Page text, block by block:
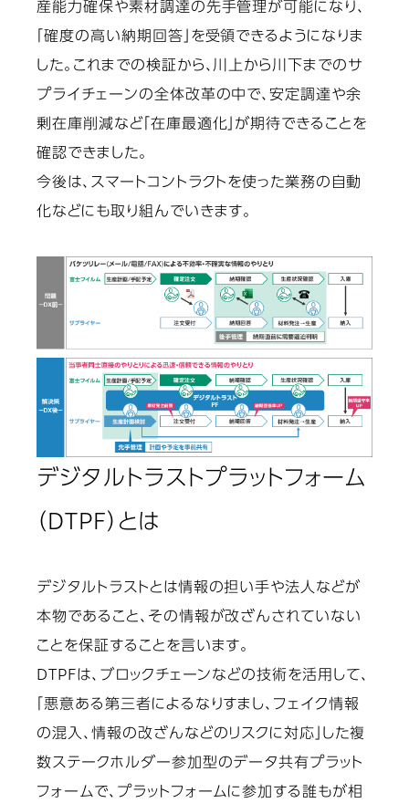
産能力確保や素材調達の先手管理が可能になり、
「確度の高い納期回答」を受領できるようになりま
した。これまでの検証から、川上から川下までのサ
プライチェーンの全体改革の中で、安定調達や余
剰在庫削減など「在庫最適化」が期待できることを
確認できました。
今後は、スマートコントラクトを使った業務の自動
化などにも取り組んでいきます。
デジタルトラストプラットフォーム
（DTPF）とは
デジタルトラストとは情報の担い手や法人などが
本物であること、その情報が改ざんされていない
ことを保証することを言います。
DTPFは、ブロックチェーンなどの技術を活用して、
「悪意ある第三者によるなりすまし、フェイク情報
の混入、情報の改ざんなどのリスクに対応」した複
数ステークホルダー参加型のデータ共有プラット
フォームで、プラットフォームに参加する誰もが相